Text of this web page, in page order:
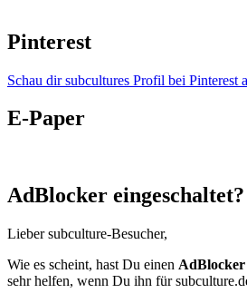
Pinterest
Schau dir subcultures Profil bei Pinterest
E-Paper
AdBlocker eingeschaltet?
Lieber subculture-Besucher,
Wie es scheint, hast Du einen AdBlocker
sehr helfen, wenn Du ihn für